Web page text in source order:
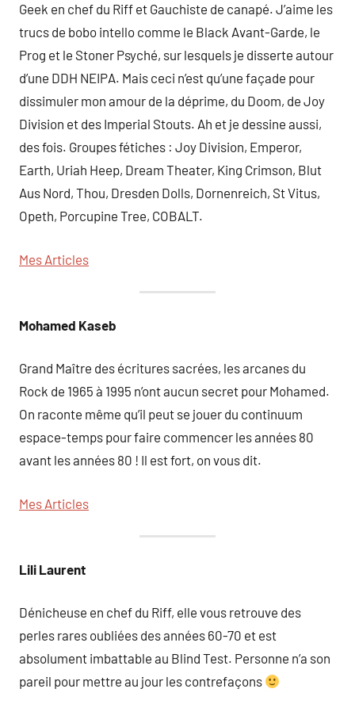
Geek en chef du Riff et Gauchiste de canapé. J’aime les
trucs de bobo intello comme le Black Avant-Garde, le
Prog et le Stoner Psyché, sur lesquels je disserte autour
d’une DDH NEIPA. Mais ceci n’est qu’une façade pour
dissimuler mon amour de la déprime, du Doom, de Joy
Division et des Imperial Stouts. Ah et je dessine aussi,
des fois. Groupes fétiches : Joy Division, Emperor,
Earth, Uriah Heep, Dream Theater, King Crimson, Blut
Aus Nord, Thou, Dresden Dolls, Dornenreich, St Vitus,
Opeth, Porcupine Tree, COBALT.
Mes Articles
Mohamed Kaseb
Grand Maître des écritures sacrées, les arcanes du
Rock de 1965 à 1995 n’ont aucun secret pour Mohamed.
On raconte même qu’il peut se jouer du continuum
espace-temps pour faire commencer les années 80
avant les années 80 ! Il est fort, on vous dit.
Mes Articles
Lili Laurent
Dénicheuse en chef du Riff, elle vous retrouve des
perles rares oubliées des années 60-70 et est
absolument imbattable au Blind Test. Personne n’a son
pareil pour mettre au jour les contrefaçons